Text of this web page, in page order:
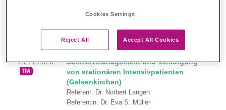
Wundmanagement für TFA
14.11.2026
Tender-Loving-Care:
Schmerzmanagement und Versorgung
von stationären Intensivpatienten
(Gelsenkirchen)
Referent: Dr. Norbert Langen
Referentin: Dr. Eva S. Müller
Cookies Settings
Reject All Accept All Cookies